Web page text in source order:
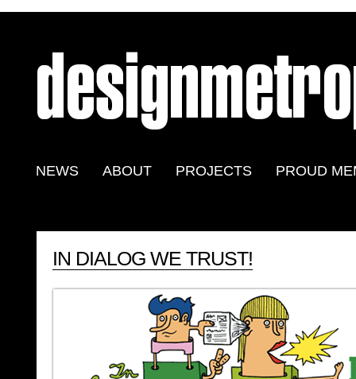
NEWS ABOUT PROJECTS PROUD
IN DIALOG WE TRUST!